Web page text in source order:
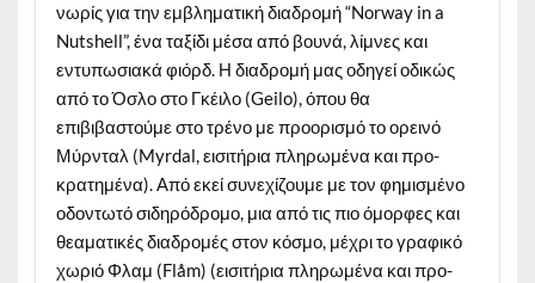
νωρίς για την εμβληματική διαδρομή “Norway in a
Nutshell”, ένα ταξίδι μέσα από βουνά, λίμνες και
εντυπωσιακά φιόρδ. Η διαδρομή μας οδηγεί οδικώς
από το Όσλο στο Γκέιλο (Geilo), όπου θα
επιβιβαστούμε στο τρένο με προορισμό το ορεινό
Μύρνταλ (Myrdal, εισιτήρια πληρωμένα και προ-
κρατημένα). Από εκεί συνεχίζουμε με τον φημισμένο
οδοντωτό σιδηρόδρομο, μια από τις πιο όμορφες και
θεαματικές διαδρομές στον κόσμο, μέχρι το γραφικό
χωριό Φλαμ (Flåm) (εισιτήρια πληρωμένα και προ-